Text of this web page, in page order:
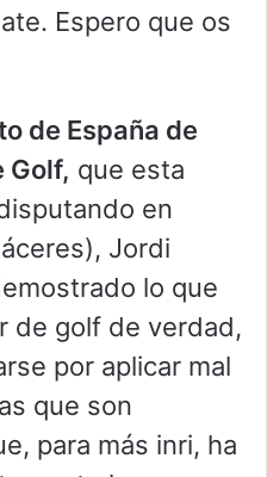
Espero que os
de España de
Golf, que esta
en
Jordi
lo que
de golf de verdad,
por aplicar mal
que son
para más inri, ha